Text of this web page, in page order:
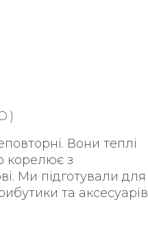
Вони теплі
корелює з
Ми підготували для
та аксесуарів